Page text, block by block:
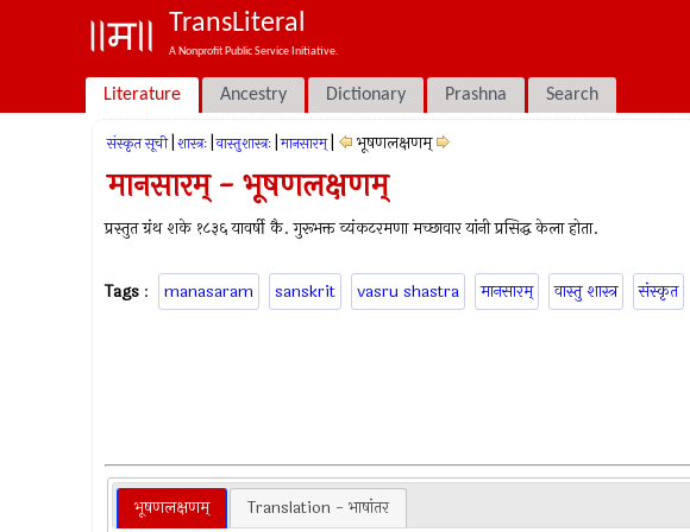
TransLiteral
A Nonprofit Public Service Initiative.
Literature Ancestry Dictionary Prashna Search
संस्कृत सूची शास्त्रः वास्तुशास्त्रः मानसारम् भूषणलक्षणम्
मानसारम् - भूषणलक्षणम्
प्रस्तुत ग्रंथ शके १८३६ यावर्षी कै. गुरूभक्त व्यंकटरमणा मच्छावार यांनी प्रसिद्ध केला होता.
Tags : manasaram sanskrit vasru shastra मानसारम् वास्तु शास्त्र संस्कृत
भूषणलक्षणम् Translation - भाषांतर